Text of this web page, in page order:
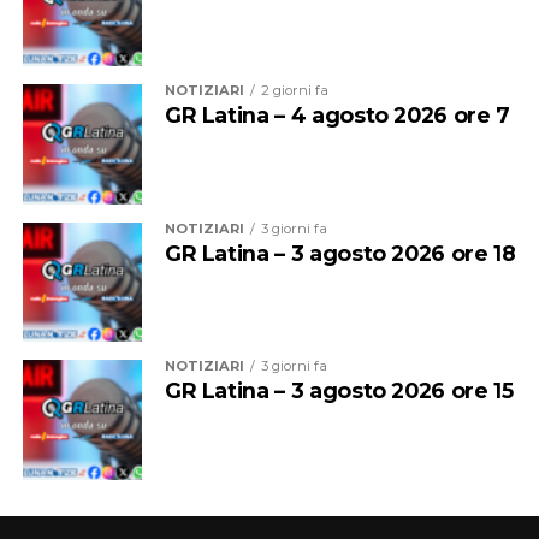
Sul luogo dell’incidente sono intervenuti i Carabinieri
della Compagnia di Latina, che hanno eseguito i rilievi e
raccolto la testimonianza del conducente. Gli
accertamenti sono in corso per ricostruire l’esatta
dinamica dell’incidente.
NOTIZIARI 2 giorni fa
GR Latina – 4 agosto 2026 ore 7
NOTIZIARI 3 giorni fa
GR Latina – 3 agosto 2026 ore 18
NOTIZIARI 3 giorni fa
GR Latina – 3 agosto 2026 ore 15